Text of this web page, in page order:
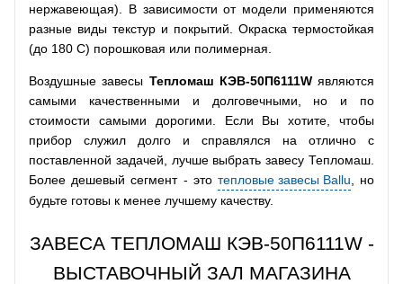
нержавеющая). В зависимости от модели применяются
разные виды текстур и покрытий. Окраска термостойкая
(до 180 С) порошковая или полимерная.
Воздушные завесы Тепломаш КЭВ-50П6111Wявляются
самыми качественными и долговечными, но и по
стоимости самыми дорогими. Если Вы хотите, чтобы
прибор служил долго и справлялся на отлично с
поставленной задачей, лучше выбрать завесу Тепломаш.
Более дешевый сегмент - это тепловые завесы Ballu , но
будьте готовы к менее лучшему качеству.
ЗАВЕСА ТЕПЛОМАШ КЭВ-50П6111W -
ВЫСТАВОЧНЫЙ ЗАЛ МАГАЗИНА